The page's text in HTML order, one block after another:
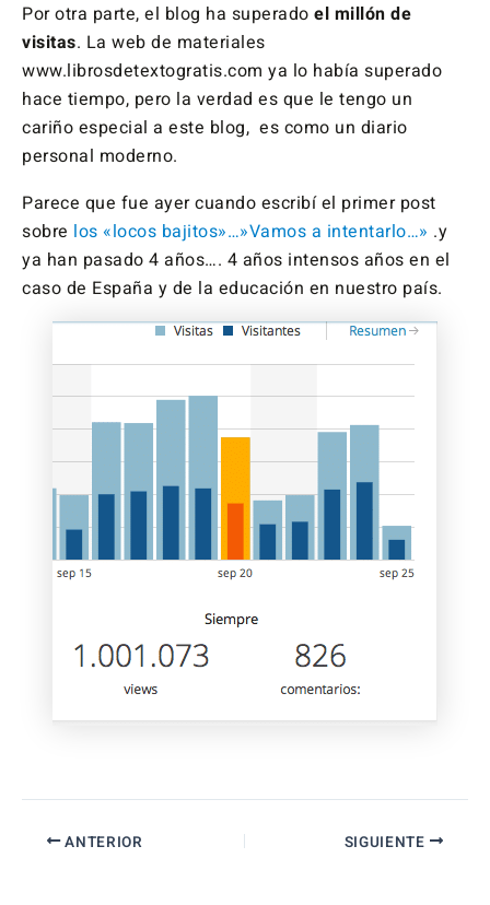
Por otra parte, el blog ha superado el millón de
visitas. La web de materiales
www.librosdetextogratis.com ya lo había superado
hace tiempo, pero la verdad es que le tengo un
cariño especial a este blog, es como un diario
personal moderno.
Parece que fue ayer cuando escribí el primer post
sobre los «locos bajitos»…»Vamos a intentarlo…» .y
ya han pasado 4 años…. 4 años intensos años en el
caso de España y de la educación en nuestro país.
ANTERIOR SIGUIENTE